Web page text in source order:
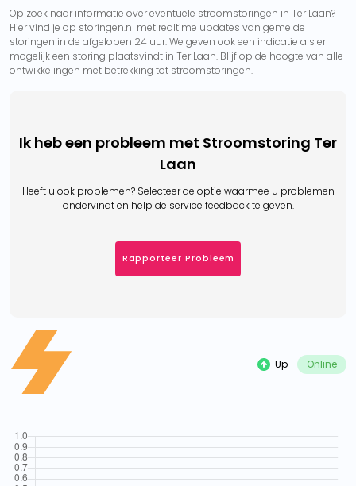
Op zoek naar informatie over eventuele stroomstoringen in Ter Laan?
Hier vind je op storingen.nl met realtime updates van gemelde
storingen in de afgelopen 24 uur. We geven ook een indicatie als er
mogelijk een storing plaatsvindt in Ter Laan. Blijf op de hoogte van alle
ontwikkelingen met betrekking tot stroomstoringen.
Ik heb een probleem met Stroomstoring Ter
Laan
Heeft u ook problemen? Selecteer de optie waarmee u problemen
ondervindt en help de service feedback te geven.
Rapporteer Probleem
Up Online